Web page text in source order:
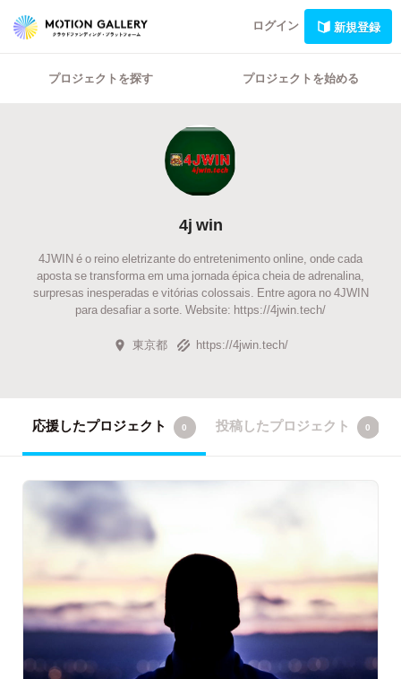
ログイン 新規登録
プロジェクトを探す プロジェクトを始める
4j win
4JWIN é o reino eletrizante do entretenimento online, onde cada
aposta se transforma em uma jornada épica cheia de adrenalina,
surpresas inesperadas e vitórias colossais. Entre agora no 4JWIN
para desafiar a sorte. Website: https://4jwin.tech/
東京都 https://4jwin.tech/
応援したプロジェクト 0 投稿したプロジェクト 0